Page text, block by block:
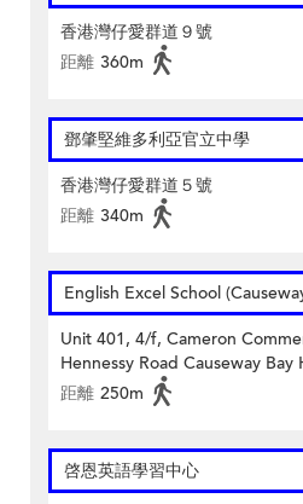
香港灣仔愛群道９號
距離 360m
鄧肇堅維多利亞官立中學
香港灣仔愛群道５號
距離 340m
English Excel School
Unit 401, 4/f, Cameron
Hennessy Road Causeway Bay
距離 250m
啓恩英語學習中心